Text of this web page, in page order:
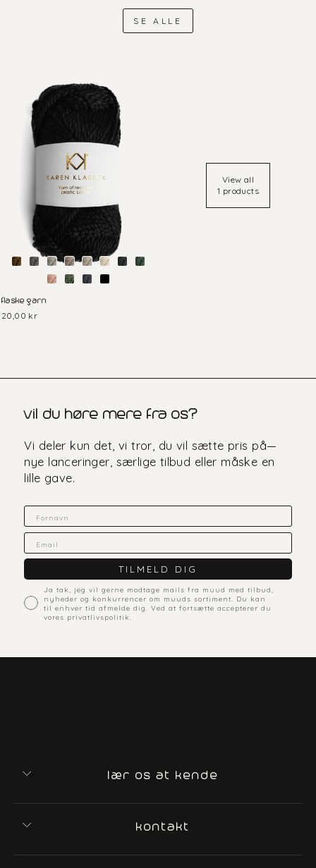
SE ALLE
flaske garn
20,00 kr
View all
1 products
vil du høre mere fra os?
Vi deler kun det, vi tror, du vil sætte pris på—
nye lanceringer, særlige tilbud eller måske en
lille gave.
Fornavn
Email
TILMELD DIG
marketing consent
Ja tak, jeg vil gerne modtage mails fra muud med tilbud,
nyheder og konkurrencer om muuds sortiment. Du kan
til enhver tid afmelde dig. Ved at fortsætte accepterer du
vores privatlivspolitik.
lær os at kende
kontakt